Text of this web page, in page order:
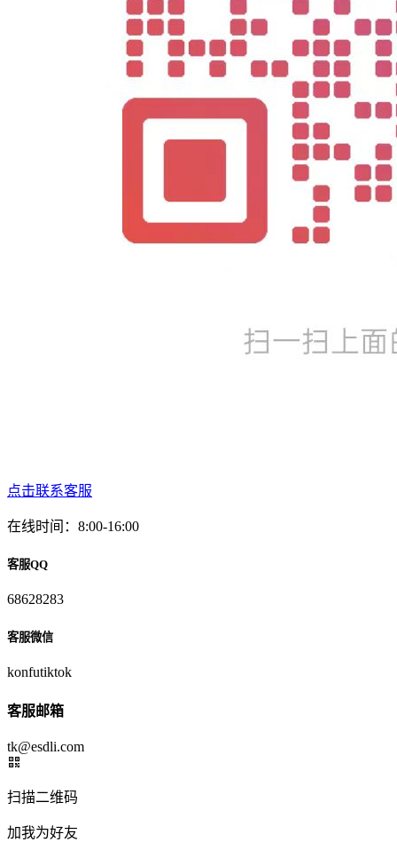
点击联系客服
在线时间：8:00-16:00
客服QQ
68628283
客服微信
konfutiktok
客服邮箱
tk@esdli.com
扫描二维码
加我为好友